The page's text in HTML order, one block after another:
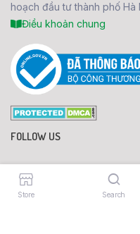
Store Search
hoạch đầu tư thành phố Hà
Điều khoản chung
FOLLOW US
096 630 1214